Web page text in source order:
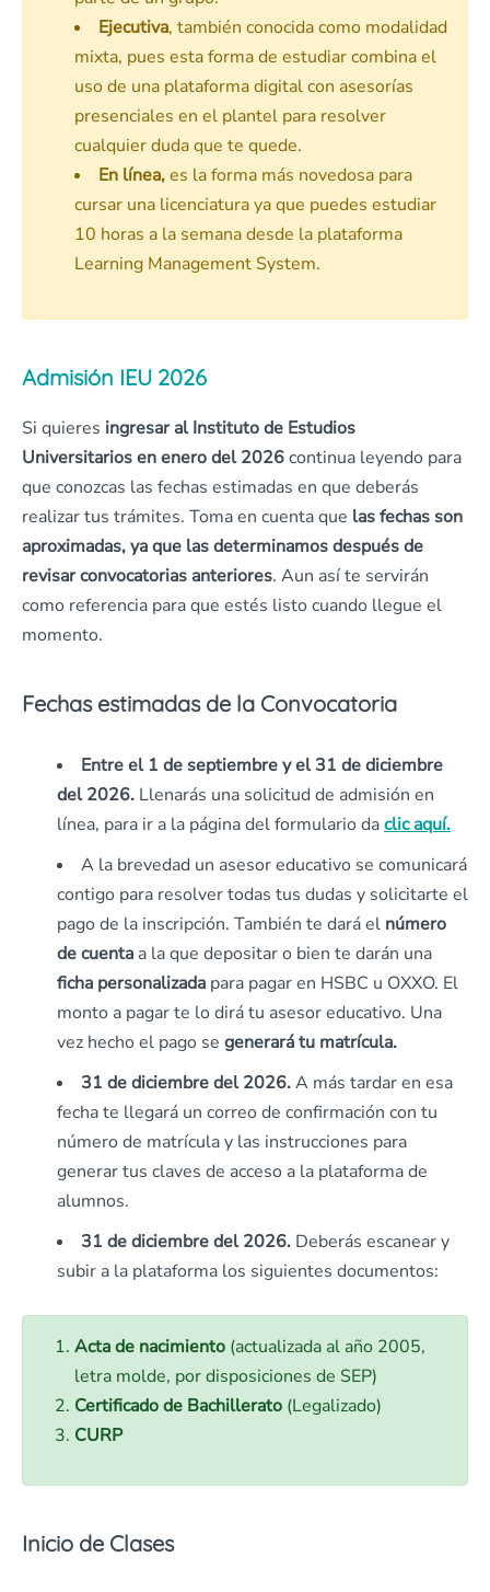
Ejecutiva, también conocida como modalidad
mixta, pues esta forma de estudiar combina el
uso de una plataforma digital con asesorías
presenciales en el plantel para resolver
cualquier duda que te quede.
En línea,es la forma más novedosa para
cursar una licenciatura ya que puedes estudiar
10 horas a la semana desde la plataforma
Learning Management System.
Admisión IEU 2026
Si quieres ingresar al Instituto de Estudios
Universitarios en enero del 2026continua leyendo para
que conozcas las fechas estimadas en que deberás
realizar tus trámites. Toma en cuenta que las fechas son
aproximadas, ya que las determinamos después de
revisar convocatorias anteriores. Aun así te servirán
como referencia para que estés listo cuando llegue el
momento.
Fechas estimadas de la Convocatoria
Entre el 1 de septiembre y el 31 de diciembre
del 2026. Llenarás una solicitud de admisión en
línea, para ir a la página del formulario daclic aquí.
A la brevedad un asesor educativo se comunicará
contigo para resolver todas tus dudas y solicitarte el
pago de la inscripción. También te dará el número
de cuenta a la que depositar o bien te darán una
ficha personalizada para pagar en HSBC u OXXO. El
monto a pagar te lo dirá tu asesor educativo. Una
vez hecho el pago se generará tu matrícula.
31 de diciembre del 2026.A más tardar en esa
fecha te llegará un correo de confirmación con tu
número de matrícula y las instrucciones para
generar tus claves de acceso a la plataforma de
alumnos.
31 de diciembre del 2026. Deberás escanear y
subir a la plataforma los siguientes documentos:
Acta de nacimiento (actualizada al año 2005,
letra molde, por disposiciones de SEP)
Certificado de Bachillerato (Legalizado)
CURP
Inicio de Clases